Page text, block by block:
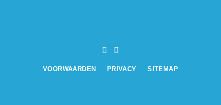
VOORWAARDEN PRIVACY SITEMAP